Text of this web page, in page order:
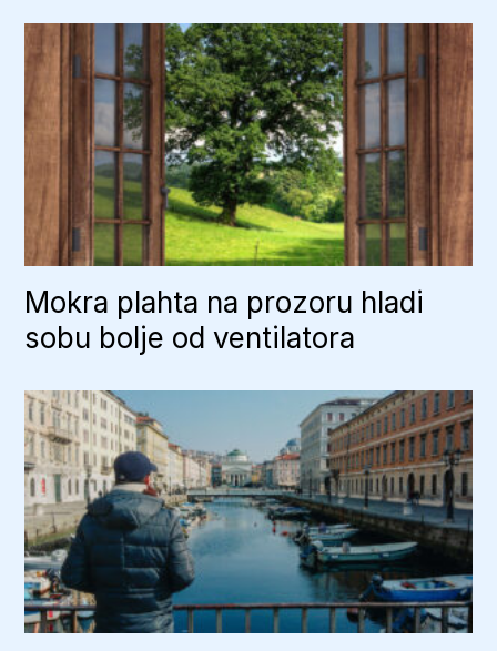
Mokra plahta na prozoru hladi
sobu bolje od ventilatora